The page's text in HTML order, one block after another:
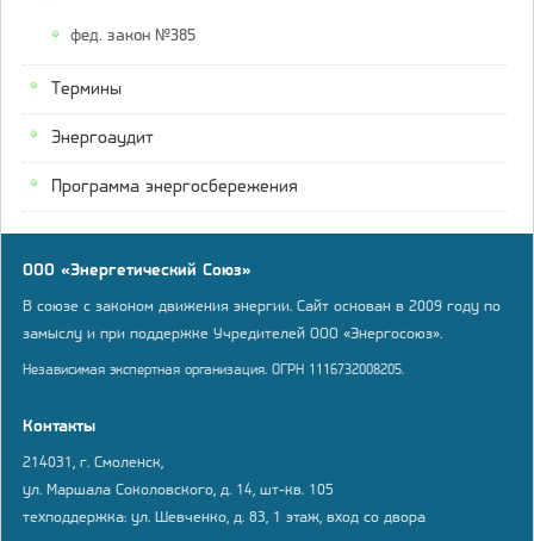
фед. закон №385
Термины
Энергоаудит
Программа энергосбережения
ООО «Энергетический Союз»
В союзе с законом движения энергии. Сайт основан в 2009 году по
замыслу и при поддержке Учредителей ООО «Энергосоюз».
Независимая экспертная организация. ОГРН 1116732008205.
Контакты
214031, г. Смоленск,
ул. Маршала Соколовского, д. 14, шт-кв. 105
техподдержка: ул. Шевченко, д. 83, 1 этаж, вход со двора